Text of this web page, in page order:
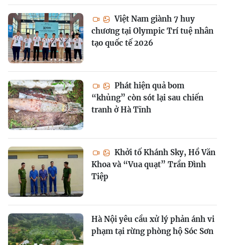
Việt Nam giành 7 huy
chương tại Olympic Trí tuệ nhân
tạo quốc tế 2026
Phát hiện quả bom
“khủng” còn sót lại sau chiến
tranh ở Hà Tĩnh
Khởi tố Khánh Sky, Hồ Văn
Khoa và “Vua quạt” Trần Đình
Tiệp
Hà Nội yêu cầu xử lý phản ánh vi
phạm tại rừng phòng hộ Sóc Sơn